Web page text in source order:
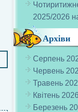
2025/2026
Архіви
Серпень
Червень
Травень
Квітень 2026
Березень